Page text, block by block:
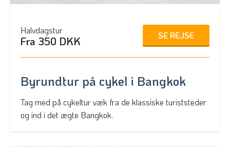
Halvdagstur
Fra 350 DKK SE REJSE
Byrundtur på cykel i Bangkok
Tag med på cykeltur væk fra de klassiske turiststeder
og ind i det ægte Bangkok.